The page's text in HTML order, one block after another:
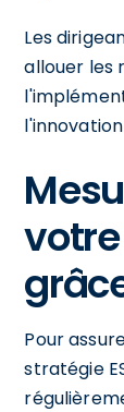
Les
allouer les
Pour
stratégie